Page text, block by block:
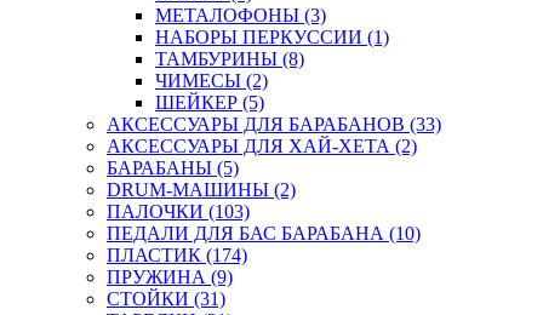
МЕТАЛОФОНЫ (3)
НАБОРЫ ПЕРКУССИИ (1)
ТАМБУРИНЫ (8)
ЧИМЕСЫ (2)
ШЕЙКЕР (5)
АКСЕССУАРЫ ДЛЯ БАРАБАНОВ (33)
АКСЕССУАРЫ ДЛЯ ХАЙ-ХЕТА (2)
БАРАБАНЫ (5)
DRUM-МАШИНЫ (2)
ПАЛОЧКИ (103)
ПЕДАЛИ ДЛЯ БАС БАРАБАНА (10)
ПЛАСТИК (174)
ПРУЖИНА (9)
СТОЙКИ (31)